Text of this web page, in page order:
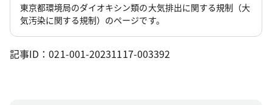
東京都環境局のダイオキシン類の大気排出に関する規制（大
気汚染に関する規制）のページです。
記事ID：021-001-20231117-003392